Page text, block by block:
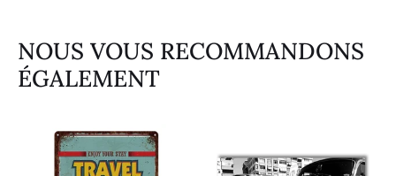
NOUS VOUS RECOMMANDONS
ÉGALEMENT